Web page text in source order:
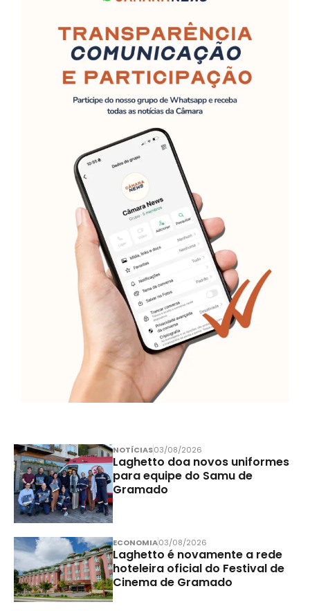
NOTÍCIAS03/08/2026
Laghetto doa novos uniformes
para equipe do Samu de
Gramado
ECONOMIA03/08/2026
Laghetto é novamente a rede
hoteleira oficial do Festival de
Cinema de Gramado